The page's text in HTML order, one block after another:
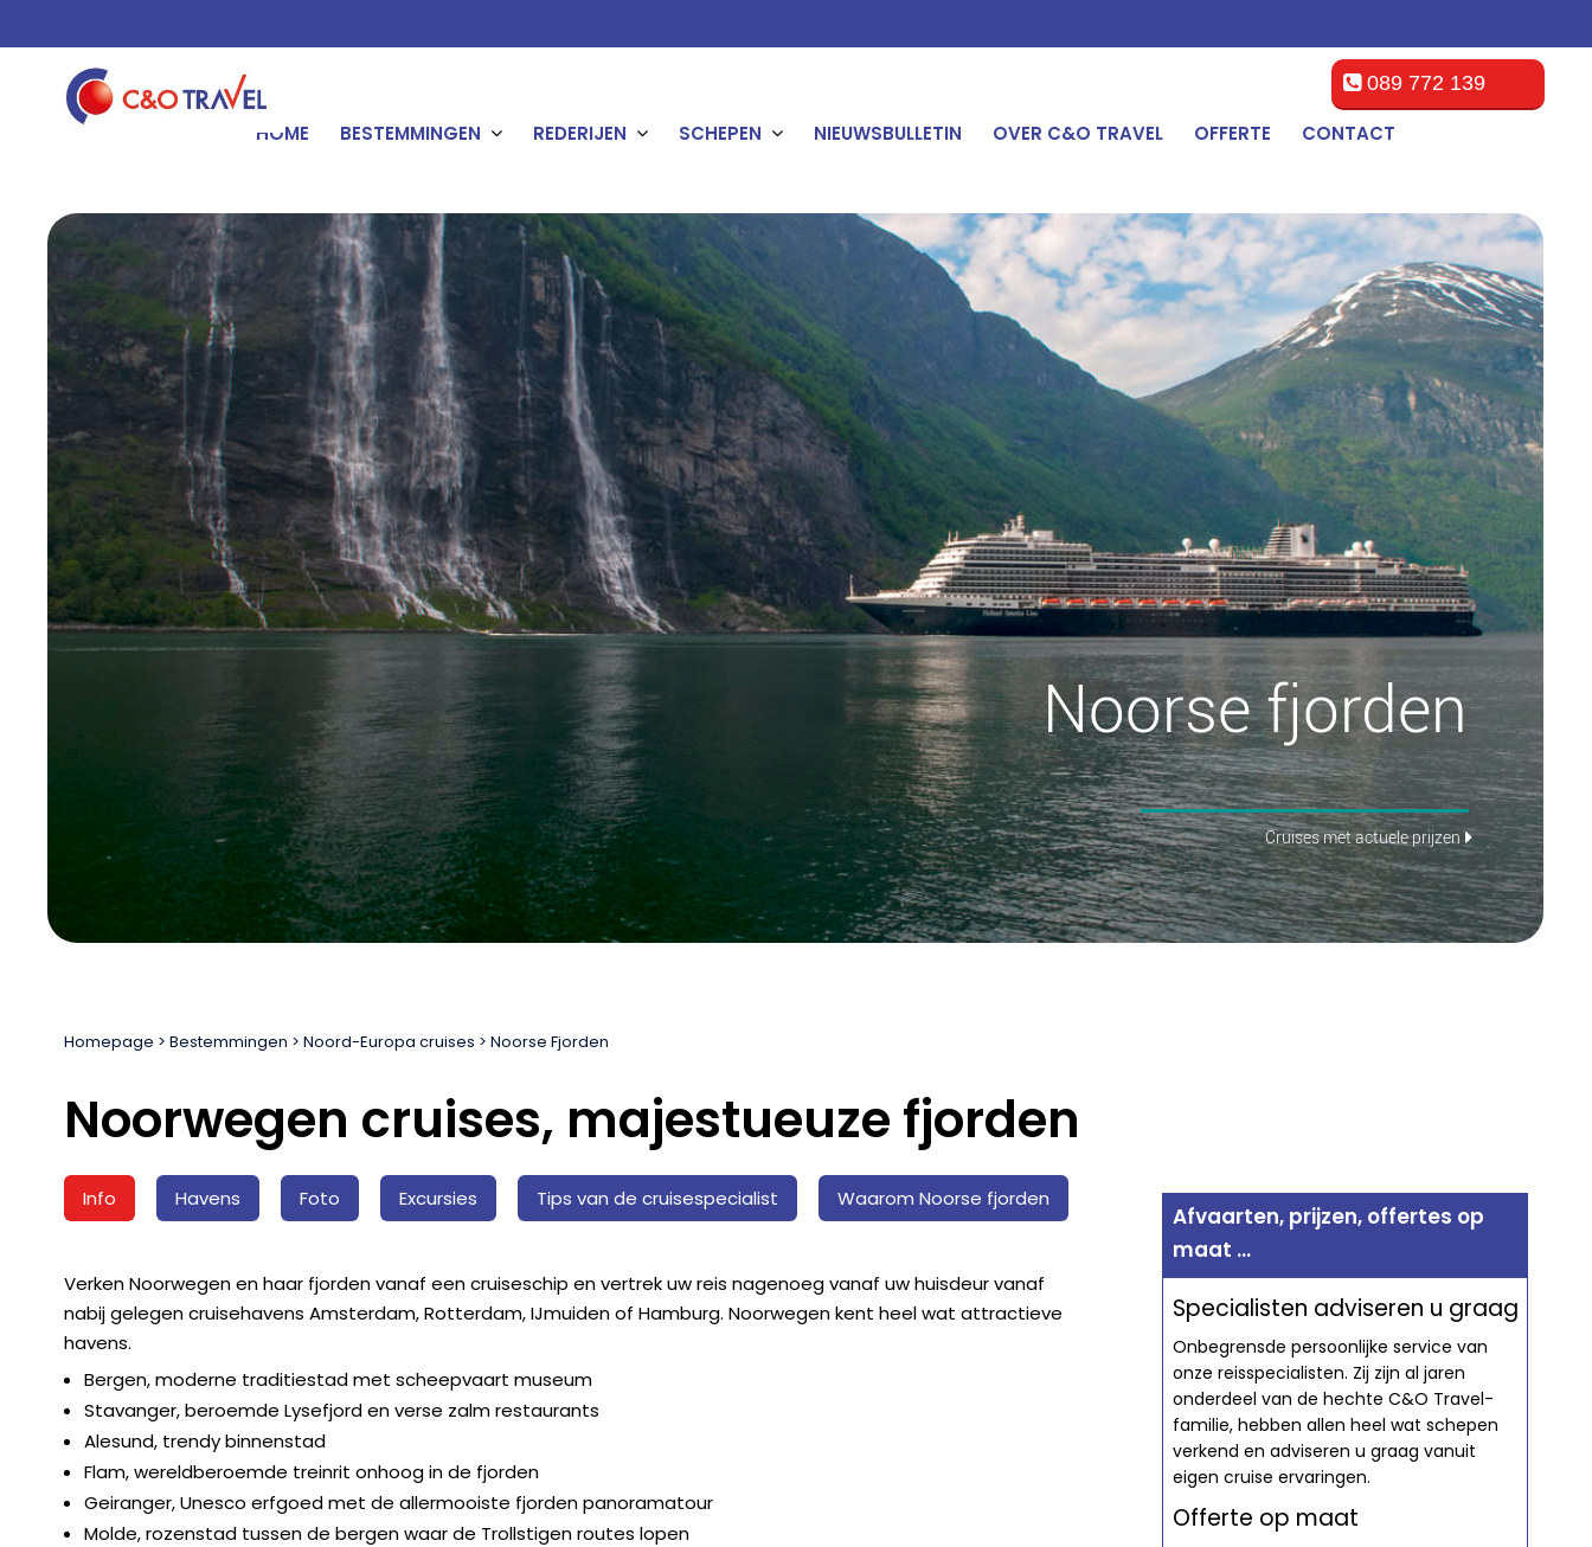
089 772 139
CONTACT
OFFERTE
OVER C&O TRAVEL
NIEUWSBULLETIN
SCHEPEN
REDERIJEN
BESTEMMINGEN
HOME
Noorse fjorden
Cruises met actuele prijzen
Homepage Bestemmingen Noord-Europa cruises Noorse Fjorden
Noorwegen cruises, majestueuze fjorden
Info Havens Foto Excursies Tips van de cruisespecialist Waarom Noorse fjorden
Verken Noorwegen en haar fjorden vanaf een cruiseschip en vertrek uw reis nagenoeg vanaf uw huisdeur vanaf
nabij gelegen cruisehavens Amsterdam, Rotterdam, IJmuiden of Hamburg. Noorwegen kent heel wat attractieve
havens.
Bergen, moderne traditiestad met scheepvaart museum
Stavanger, beroemde Lysefjord en verse zalm restaurants
Alesund, trendy binnenstad
Flam, wereldberoemde treinrit onhoog in de fjorden
Geiranger, Unesco erfgoed met de allermooiste fjorden panoramatour
Molde, rozenstad tussen de bergen waar de Trollstigen routes lopen
Afvaarten, prijzen, offertes op
maat ...
Specialisten adviseren u graag
Onbegrensde persoonlijke service van
onze reisspecialisten. Zij zijn al jaren
onderdeel van de hechte C&O Travel-
familie, hebben allen heel wat schepen
verkend en adviseren u graag vanuit
eigen cruise ervaringen.
Offerte op maat